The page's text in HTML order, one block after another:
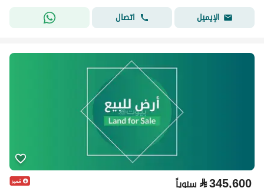
الإيميل
اتصال
⃁345,600 سنوياً